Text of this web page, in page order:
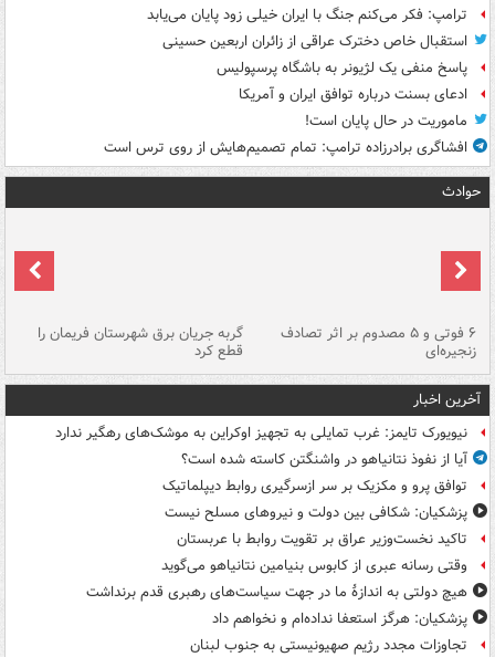
ترامپ: فکر می‌کنم جنگ با ایران خیلی زود پایان می‌یابد
استقبال خاص دخترک عراقی از زائران اربعین حسینی
پاسخ منفی یک لژیونر به باشگاه پرسپولیس
ادعای بسنت درباره توافق ایران و آمریکا
ماموریت در حال پایان است!
افشاگری برادرزاده ترامپ: تمام تصمیم‌هایش از روی ترس است
حوادث
۶ فوتی و ۵ مصدوم بر اثر تصادف
زنجیره‌ای
گربه جریان برق شهرستان فریمان را
قطع کرد
آخرین اخبار
نیویورک تایمز: غرب تمایلی به تجهیز اوکراین به موشک‌های رهگیر ندارد
آیا از نفوذ نتانیاهو در واشنگتن کاسته شده است؟
توافق پرو و مکزیک بر سر ازسرگیری روابط دیپلماتیک
پزشکیان: شکافی بین دولت و نیروهای مسلح نیست
تاکید نخست‌وزیر عراق بر تقویت روابط با عربستان
وقتی رسانه عبری از کابوس بنیامین نتانیاهو می‌گوید
هیچ دولتی به اندازۀ ما در جهت سیاست‌های رهبری قدم برنداشت
پزشکیان: هرگز استعفا نداده‌ام و نخواهم داد
تجاوزات مجدد رژیم صهیونیستی به جنوب لبنان